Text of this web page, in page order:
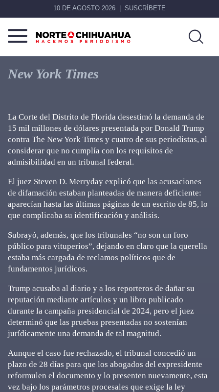
10 DE AGOSTO 2026 SUSCRÍBETE
Norte
De
Chihuahua
Más
que
noticias,
New York Times
La Corte del Distrito de Florida desestimó la demanda de
15 mil millones de dólares presentada por Donald Trump
contra The New York Times y cuatro de sus periodistas, al
considerar que no cumplía con los requisitos de
admisibilidad en un tribunal federal.
El juez Steven D. Merryday explicó que las acusaciones
de difamación estaban planteadas de manera deficiente:
aparecían hasta las últimas páginas de un escrito de 85, lo
que complicaba su identificación y análisis.
Subrayó, además, que los tribunales “no son un foro
público para vituperios”, dejando en claro que la querella
estaba más cargada de reclamos políticos que de
fundamentos jurídicos.
Trump acusaba al diario y a los reporteros de dañar su
reputación mediante artículos y un libro publicado
durante la campaña presidencial de 2024, pero el juez
determinó que las pruebas presentadas no sostenían
jurídicamente una demanda de tal magnitud.
Aunque el caso fue rechazado, el tribunal concedió un
plazo de 28 días para que los abogados del expresidente
reformulen el documento y lo presenten nuevamente, esta
vez bajo los parámetros procesales que exige la ley